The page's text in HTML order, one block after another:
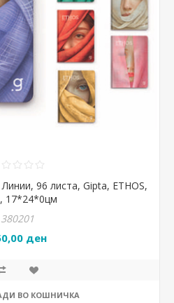
96 листа, Gipta, ETHOS,
17*24*0цм
380201
ден
ВО КОШНИЧКА